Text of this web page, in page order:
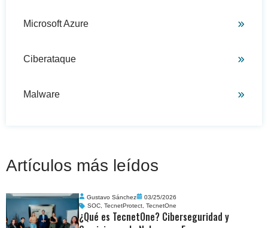
Microsoft Azure
Ciberataque
Malware
Artículos más leídos
Gustavo Sánchez
03/25/2026
SOC,TecnetProtect,TecnetOne
¿Qué es TecnetOne? Ciberseguridad y